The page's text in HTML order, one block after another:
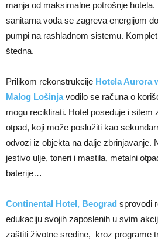
manja od maksimalne potrošnje
sanitarna voda se zagreva energijom
pumpi na rashladnom sistemu.
štedna.
Prilikom rekonstrukcije Hotela Aurora
Malog Lošinjavodilo se računa o
mogu reciklirati. Hotel poseduje i sitem
otpad, koji može poslužiti kao
odvozi iz objekta na dalje zbrinjavanje.
jestivo ulje, toneri i mastila, metalni
baterije…
Continental Hotel, Beograd sprovodi
edukaciju svojih zaposlenih u svim
zaštiti životne sredine, kroz programe